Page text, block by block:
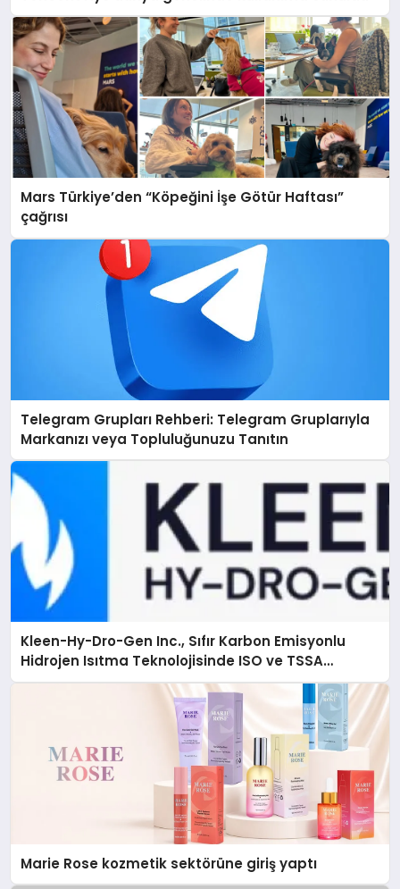
Mars Türkiye’den “Köpeğini İşe Götür Haftası”
çağrısı
Telegram Grupları Rehberi: Telegram Gruplarıyla
Markanızı veya Topluluğunuzu Tanıtın
Kleen-Hy-Dro-Gen Inc., Sıfır Karbon Emisyonlu
Hidrojen Isıtma Teknolojisinde ISO ve TSSA
Düzenleyici Onaylarını Aldı
Marie Rose kozmetik sektörüne giriş yaptı